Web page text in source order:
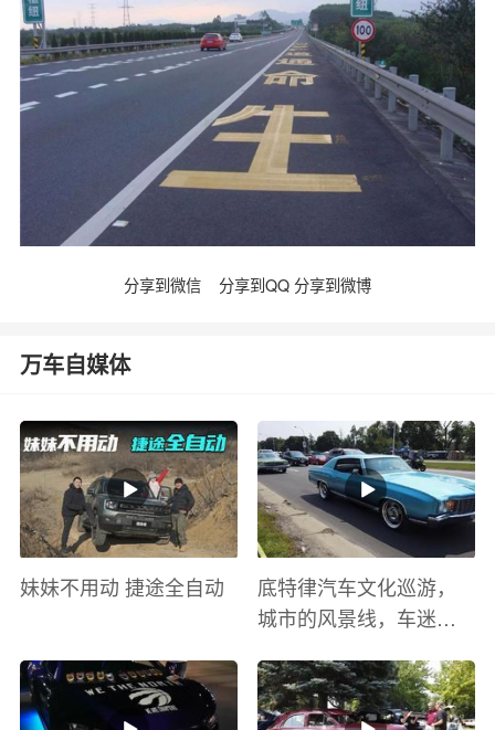
分享到微信 分享到QQ 分享到微博
万车自媒体
妹妹不用动 捷途全自动
底特律汽车文化巡游，
城市的风景线，车迷的